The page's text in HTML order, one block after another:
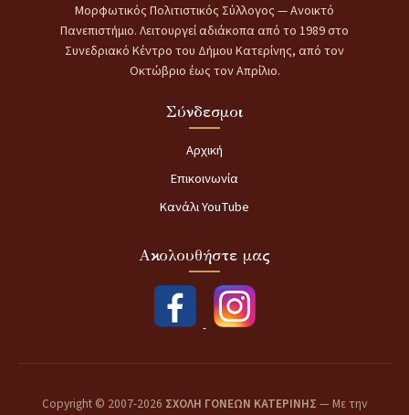
Μορφωτικός Πολιτιστικός Σύλλογος — Ανοικτό
Πανεπιστήμιο. Λειτουργεί αδιάκοπα από το 1989 στο
Συνεδριακό Κέντρο του Δήμου Κατερίνης, από τον
Οκτώβριο έως τον Απρίλιο.
Σύνδεσμοι
Αρχική
Επικοινωνία
Κανάλι YouTube
Ακολουθήστε μας
Copyright © 2007-2026 ΣΧΟΛΗ ΓΟΝΕΩΝ ΚΑΤΕΡΙΝΗΣ — Με την